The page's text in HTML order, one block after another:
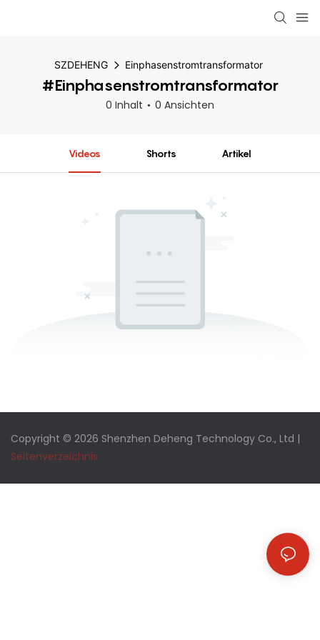
SZDEHENG Einphasenstromtransformator
#Einphasenstromtransformator
0 Inhalt 0 Ansichten
Videos Shorts Artikel
Copyright © 2026 Shenzhen Deheng Technology Co., Ltd |
Seitenverzeichnis